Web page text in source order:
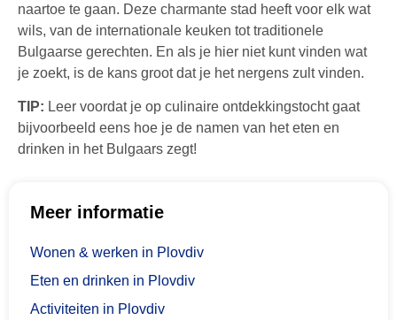
naartoe te gaan. Deze charmante stad heeft voor elk wat
wils, van de internationale keuken tot traditionele
Bulgaarse gerechten. En als je hier niet kunt vinden wat
je zoekt, is de kans groot dat je het nergens zult vinden.
TIP: Leer voordat je op culinaire ontdekkingstocht gaat
bijvoorbeeld eens hoe je de namen van het eten en
drinken in het Bulgaars zegt!
Meer informatie
Wonen & werken in Plovdiv
Eten en drinken in Plovdiv
Activiteiten in Plovdiv